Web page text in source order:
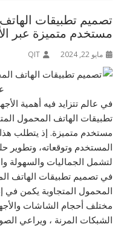
تصميم تطبيقات
مستخدم متميزة عبر
مايو 22, 2024 QIT
في عالم تتزايد فيه أهمية
تطبيقات الهاتف المحمول
مستخدم متميزة. إذ يتطلب
المستخدم وتوقعاته، وتطوير
لتشمل الجماليات والسهولة
في تصميم تطبيقات الهاتف
المحمول المتجاوبة يكمن في
مختلف أحجام الشاشات
الشبكات المرنة ، ويراعي